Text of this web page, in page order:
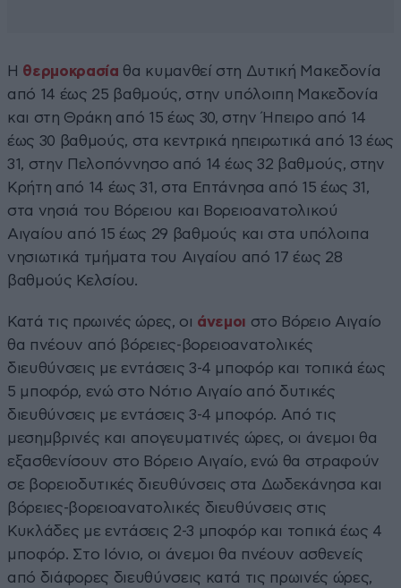
Η θερμοκρασία θα κυμανθεί στη Δυτική Μακεδονία
από 14 έως 25 βαθμούς, στην υπόλοιπη Μακεδονία
και στη Θράκη από 15 έως 30, στην Ήπειρο από 14
έως 30 βαθμούς, στα κεντρικά ηπειρωτικά από 13 έως
31, στην Πελοπόννησο από 14 έως 32 βαθμούς, στην
Κρήτη από 14 έως 31, στα Επτάνησα από 15 έως 31,
στα νησιά του Βόρειου και Βορειοανατολικού
Αιγαίου από 15 έως 29 βαθμούς και στα υπόλοιπα
νησιωτικά τμήματα του Αιγαίου από 17 έως 28
βαθμούς Κελσίου.
Κατά τις πρωινές ώρες, οι άνεμοι στο Βόρειο Αιγαίο
θα πνέουν από βόρειες-βορειοανατολικές
διευθύνσεις με εντάσεις 3-4 μποφόρ και τοπικά έως
5 μποφόρ, ενώ στο Νότιο Αιγαίο από δυτικές
διευθύνσεις με εντάσεις 3-4 μποφόρ. Από τις
μεσημβρινές και απογευματινές ώρες, οι άνεμοι θα
εξασθενίσουν στο Βόρειο Αιγαίο, ενώ θα στραφούν
σε βορειοδυτικές διευθύνσεις στα Δωδεκάνησα και
βόρειες-βορειοανατολικές διευθύνσεις στις
Κυκλάδες με εντάσεις 2-3 μποφόρ και τοπικά έως 4
μποφόρ. Στο Ιόνιο, οι άνεμοι θα πνέουν ασθενείς
από διάφορες διευθύνσεις κατά τις πρωινές ώρες,